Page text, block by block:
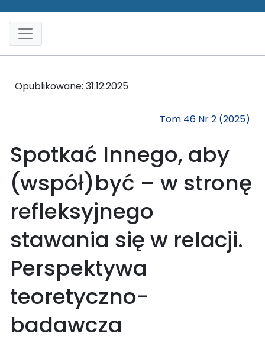
Opublikowane: 31.12.2025
Tom 46 Nr 2 (2025)
Spotkać Innego, aby
(współ)być – w stronę
refleksyjnego
stawania się w relacji.
Perspektywa
teoretyczno-
badawcza